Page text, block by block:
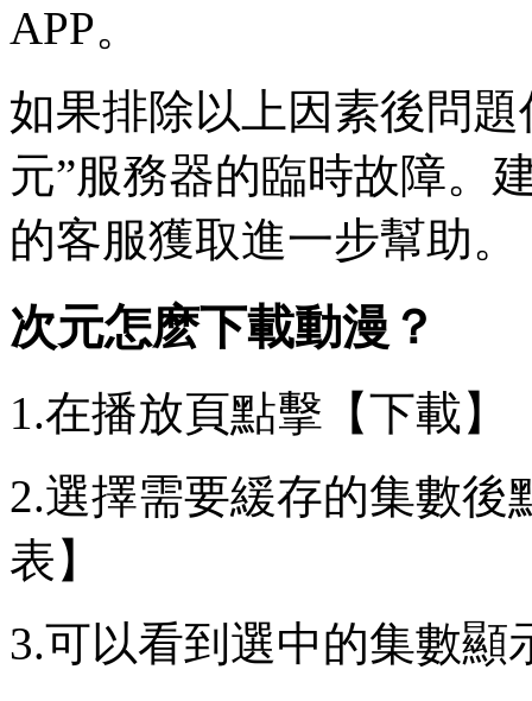
APP。
如果排除以上因素後問
元”服務器的臨時故障。
的客服獲取進一步幫助。
次元怎麽下載動漫？
1.在播放頁點擊【下載】
2.選擇需要緩存的集數
表】
3.可以看到選中的集數顯